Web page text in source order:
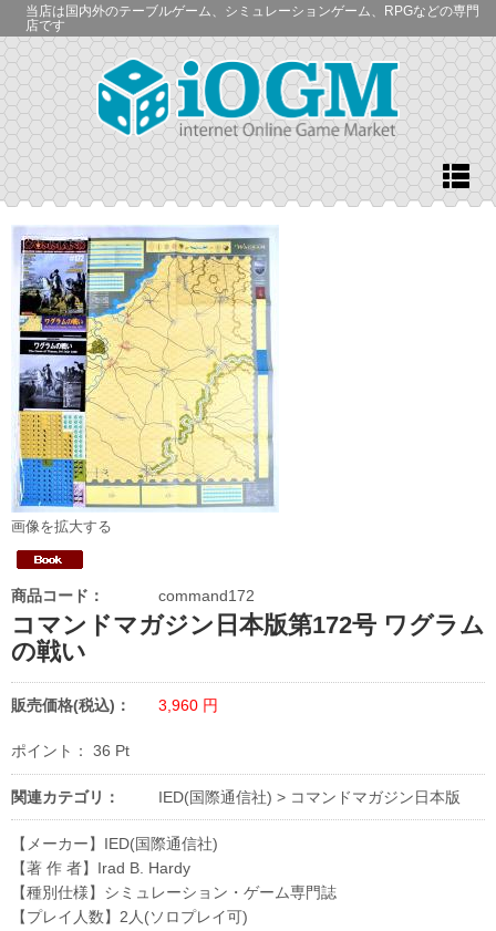
当店は国内外のテーブルゲーム、シミュレーションゲーム、RPGなどの専門
店です
画像を拡大する
商品コード： command172
コマンドマガジン日本版第172号 ワグラム
の戦い
販売価格(税込)： 3,960 円
ポイント： 36 Pt
関連カテゴリ： IED(国際通信社) > コマンドマガジン日本版
【メーカー】IED(国際通信社)
【著 作 者】Irad B. Hardy
【種別仕様】シミュレーション・ゲーム専門誌
【プレイ人数】2人(ソロプレイ可)